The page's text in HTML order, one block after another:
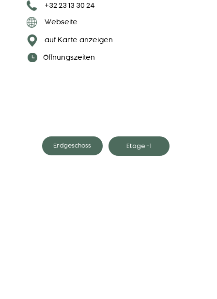
+32 23 13 30 24
Webseite
auf Karte anzeigen
Öffnungszeiten
Erdgeschoss Etage -1